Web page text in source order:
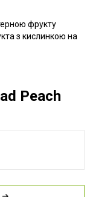
фрукту
з кислинкою на
Peach